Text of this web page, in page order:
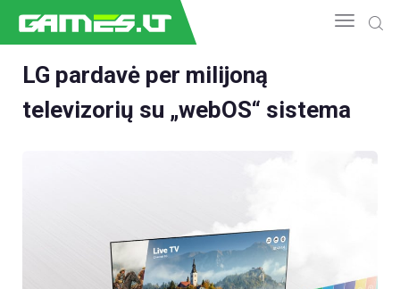
NAUJIENOS
APŽVALGOS
ŽAIDIMAI
LG pardavė per milijoną
televizorių su „webOS“ sistema